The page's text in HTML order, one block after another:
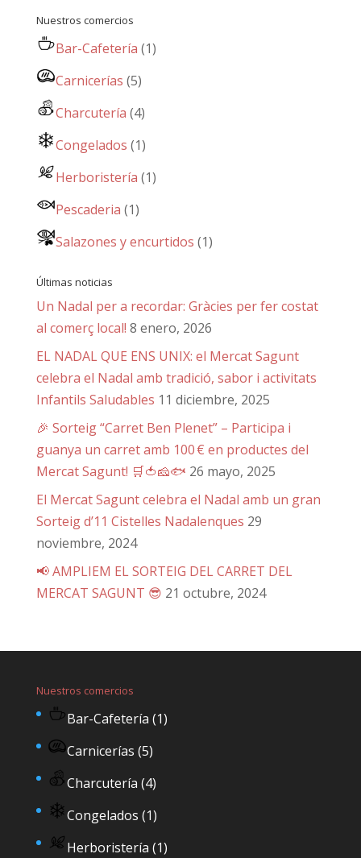
Nuestros comercios
Bar-Cafetería (1)
Carnicerías (5)
Charcutería (4)
Congelados (1)
Herboristería (1)
Pescaderia (1)
Salazones y encurtidos (1)
Últimas noticias
Un Nadal per a recordar: Gràcies per fer costat
al comerç local! 8 enero, 2026
EL NADAL QUE ENS UNIX: el Mercat Sagunt
celebra el Nadal amb tradició, sabor i activitats
Infantils Saludables 11 diciembre, 2025
🎉 Sorteig “Carret Ben Plenet” – Participa i
guanya un carret amb 100 € en productes del
Mercat Sagunt! 🛒🍅🧀🐟 26 mayo, 2025
El Mercat Sagunt celebra el Nadal amb un gran
Sorteig d’11 Cistelles Nadalenques 29
noviembre, 2024
📢 AMPLIEM EL SORTEIG DEL CARRET DEL
MERCAT SAGUNT 😎 21 octubre, 2024
Nuestros comercios
Bar-Cafetería (1)
Carnicerías (5)
Charcutería (4)
Congelados (1)
Herboristería (1)